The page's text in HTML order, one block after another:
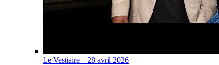
Le Vestiaire – 28 avril 2026